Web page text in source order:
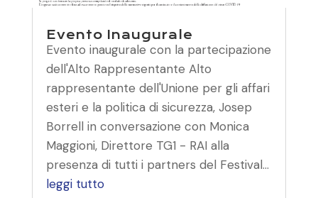
Evento Inaugurale
Evento inaugurale con la partecipazione
dell'Alto Rappresentante Alto
rappresentante dell'Unione per gli affari
esteri e la politica di sicurezza, Josep
Borrell in conversazione con Monica
Maggioni, Direttore TG1 - RAI alla
presenza di tutti i partners del Festival...
leggi tutto